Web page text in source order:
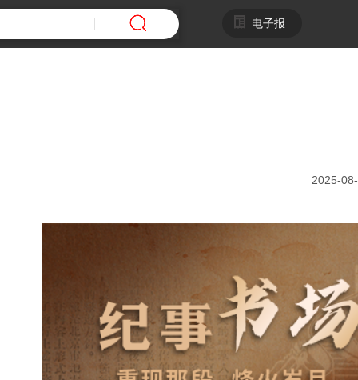
电子报
2025-